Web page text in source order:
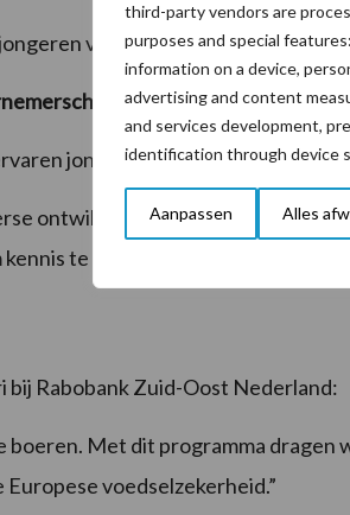
third-party vendors are
purposes and special
information on a device,
advertising and content
and services development,
identification through device
Aanpassen Alles
vanaf 16 jaar
– gericht op
jonge ondernemers
ontwikkel- en
te maken met internationale
bij Rabobank Zuid-Oost Nederland:
boeren. Met dit programma dragen
voedselzekerheid.”